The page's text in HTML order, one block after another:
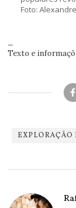
Foto:
Texto e
EXPLORAÇÃO